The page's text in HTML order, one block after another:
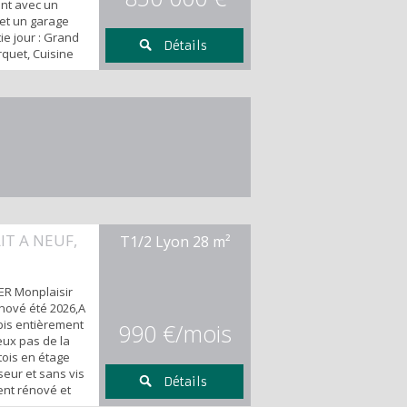
avec un
un garage
jour : Grand
Cuisine
usa Partie
sde,
Détails
A NEUF,
Monplaisir
été 2026,A
entièrement
pas de la
en étage
et sans vis
rénové et
T1/2 Lyon 28 m²
990 €/mois
Détails